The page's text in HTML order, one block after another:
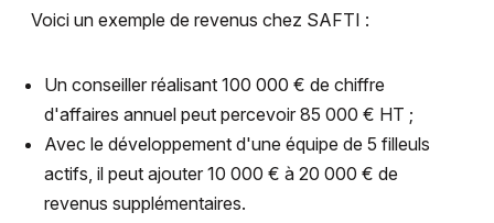
Voici un exemple de revenus chez SAFTI :
Un conseiller réalisant 100 000 € de chiffre
d'affaires annuel peut percevoir 85 000 € HT ;
Avec le développement d'une équipe de 5 filleuls
actifs, il peut ajouter 10 000 € à 20 000 € de
revenus supplémentaires.